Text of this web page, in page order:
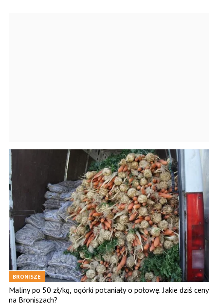
BRONISZE
Maliny po 50 zł/kg, ogórki potaniały o połowę. Jakie dziś ceny
na Broniszach?